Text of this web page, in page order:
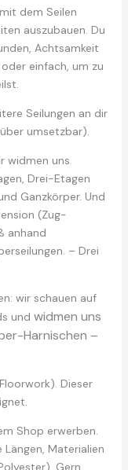
dem Seilen
auszubauen. Du
Achtsamkeit
einfach, um zu
Seilungen an dir
umsetzbar).
widmen uns
Drei-Etagen
Ganzkörper. Und
(Zug-
anhand
– Drei
wir schauen auf
und widmen uns
Harnischen –
Dieser
Shop erwerben.
Materialien
Gern